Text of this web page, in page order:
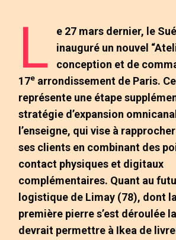
L
e 27 mars dernier, le
inauguré un nouvel
conception et de
17e arrondissement de Paris.
représente une étape
stratégie d’expansion
l’enseigne, qui vise à
ses clients en combinant des
contact physiques et digitaux
complémentaires. Quant au
logistique de Limay (78), dont
première pierre s’est déroulée
devrait permettre à Ikea de